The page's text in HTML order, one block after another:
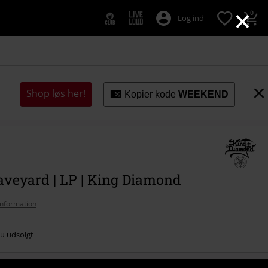
×
Log ind 0
Shop løs her! Kopier kode WEEKEND
| LP | King Diamond
udsolgt